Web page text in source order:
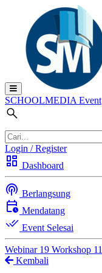
SCHOOLMEDIA Event
Login / Register
dashboard Dashboard
podcasts Berlangsung
calendar_clock Mendatang
done_all Event Selesai
Webinar 19 Workshop 11
Kembali